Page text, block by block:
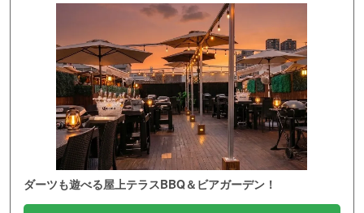
ダーツも遊べる屋上テラスBBQ＆ビアガーデン！